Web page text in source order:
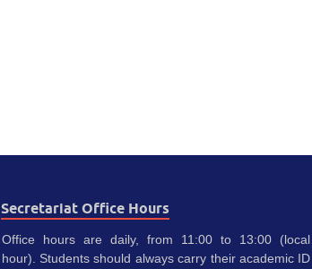
Secretariat Office Hours
Office hours are daily, from 11:00 to 13:00 (local
hour). Students should always carry their academic ID